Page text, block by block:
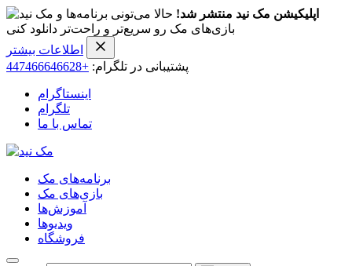
اپلیکیشن مک نید منتشر شد! حالا می‌تونی برنامه‌ها و
بازی‌های مک رو سریع‌تر و راحت‌تر دانلود کنی
اطلاعات بیشتر
پشتیبانی در تلگرام: +447466646628
اینستاگرام
تلگرام
تماس با ما
برنامه‌های مک
بازی‌های مک
آموزش‌ها
ویدیو‌ها
فروشگاه